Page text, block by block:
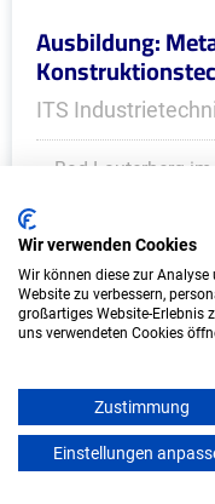
Ausbildung:
ITS
Bad Lauterberg
Freie Plätze: 1
IT/
Wir verwenden Cookies
Wir können diese zur
Website zu verbessern,
großartiges Website-Erlebnis
uns verwendeten Cookies
Zustimmung
Einstellungen